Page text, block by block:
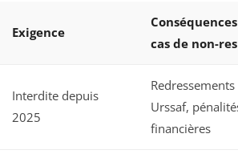
Exigence
cas de non-
Interdite depuis
2025
Redressements
Urssaf,
financières